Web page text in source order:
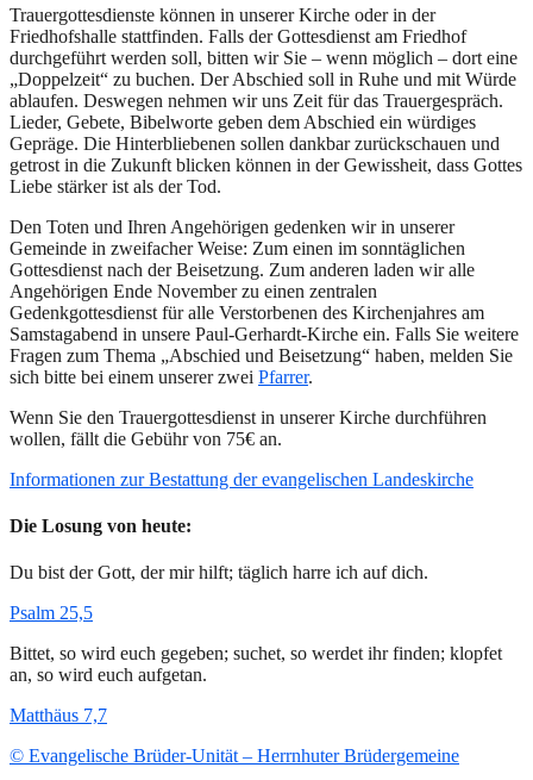
Trauergottesdienste können in unserer Kirche oder in der
Friedhofshalle stattfinden. Falls der Gottesdienst am Friedhof
durchgeführt werden soll, bitten wir Sie – wenn möglich – dort eine
„Doppelzeit“ zu buchen. Der Abschied soll in Ruhe und mit Würde
ablaufen. Deswegen nehmen wir uns Zeit für das Trauergespräch.
Lieder, Gebete, Bibelworte geben dem Abschied ein würdiges
Gepräge. Die Hinterbliebenen sollen dankbar zurückschauen und
getrost in die Zukunft blicken können in der Gewissheit, dass Gottes
Liebe stärker ist als der Tod.
Den Toten und Ihren Angehörigen gedenken wir in unserer
Gemeinde in zweifacher Weise: Zum einen im sonntäglichen
Gottesdienst nach der Beisetzung. Zum anderen laden wir alle
Angehörigen Ende November zu einen zentralen
Gedenkgottesdienst für alle Verstorbenen des Kirchenjahres am
Samstagabend in unsere Paul-Gerhardt-Kirche ein. Falls Sie weitere
Fragen zum Thema „Abschied und Beisetzung“ haben, melden Sie
sich bitte bei einem unserer zwei Pfarrer.
Wenn Sie den Trauergottesdienst in unserer Kirche durchführen
wollen, fällt die Gebühr von 75€ an.
Informationen zur Bestattung der evangelischen Landeskirche
Die Losung von heute:
Du bist der Gott, der mir hilft; täglich harre ich auf dich.
Psalm 25,5
Bittet, so wird euch gegeben; suchet, so werdet ihr finden; klopfet
an, so wird euch aufgetan.
Matthäus 7,7
© Evangelische Brüder-Unität – Herrnhuter Brüdergemeine